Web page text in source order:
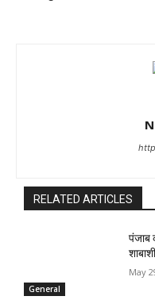
RELATED ARTICLES
General
पंजाब
May